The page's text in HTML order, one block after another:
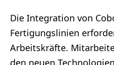
Die Integration von
Fertigungslinien
Arbeitskräfte.
den neuen